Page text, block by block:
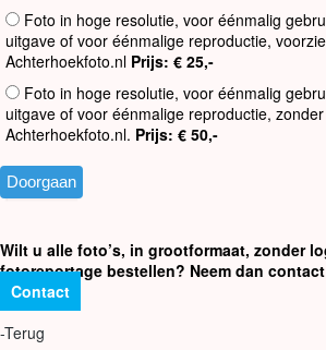
Foto in hoge resolutie, voor éénmalig
uitgave of voor éénmalige reproductie,
Achterhoekfoto.nl Prijs: € 25,-
Foto in hoge resolutie, voor éénmalig
uitgave of voor éénmalige reproductie,
Achterhoekfoto.nl. Prijs: € 50,-
Wilt u alle foto’s, in grootformaat, zonder
fotoreportage bestellen? Neem dan
Contact
-Terug